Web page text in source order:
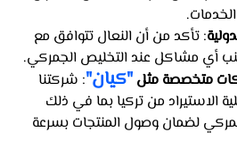
: تأكد من أن النعال تتوافق مع
أي مشاكل عند التخليص الجمركي.
متخصصة مثل "كيان": شركتنا
الاستيراد من تركيا بما في ذلك
لضمان وصول المنتجات بسرعة